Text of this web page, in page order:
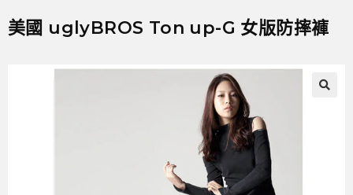
美國 uglyBROS Ton up-G 女版防摔褲